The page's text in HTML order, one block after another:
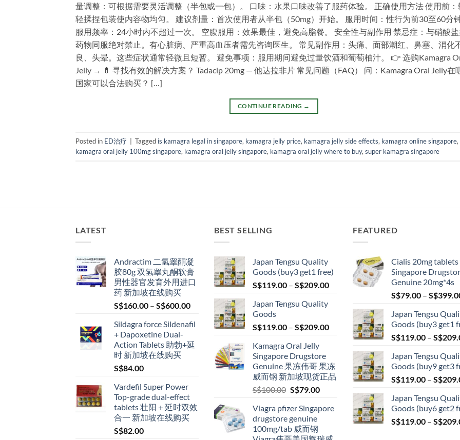
量调整：可根据需要灵活调整（半包或一包）。 口味：水果口味改善了服药体验。 正确使用方法 使用前：
轻揉捏包装使内容物均匀。 建议剂量：首次使用者从半包（50mg）开始。 服用时间：性行为前30至60分钟
服用频率：24小时内不超过一次。 空腹服用：效果最佳，避免高脂餐。 安全性与副作用 禁忌症：与硝酸
药物同服绝对禁止。有心脏病、严重高血压者需先咨询医生。 常见副作用：头痛、面部潮红、鼻塞、消化
良、头晕。这些症状通常轻微且短暂。 避免事项：服用期间避免过量饮酒和葡萄柚汁。 👉 选购Kamagra
Jelly → 💊 寻找有效的解决方案？ Tadacip 20mg — 他达拉非片 常见问题（FAQ） 问：Kamagra Oral Jelly在
国家可以合法购买？ […]
CONTINUE READING →
Posted in ED治疗 Tagged is kamagra legal in singapore, kamagra jelly price, kamagra jelly side effects, kamagra online singapore,
kamagra oral jelly 100mg singapore, kamagra oral jelly singapore, kamagra oral jelly where to buy,super kamagra singapore
LATEST
Andractim 二氢睾酮凝
胶80g 双氢睾丸酮软膏
男性器官发育外用进口
药 新加坡在线购买
S$160.00 – S$600.00Price
S$160.00
S$600.00
Sildagra force Sildenafil
+ Dapoxetine Dual-
Action Tablets 助勃+延
时 新加坡在线购买
S$84.00
Vardefil Super Power
Top-grade dual-effect
tablets 壮阳＋延时双效
合一 新加坡在线购买
S$82.00
BEST SELLING
Japan Tengsu Quality
Goods (buy3 get1 free)
S$119.00 – S$209.00Price
S$209.00
Japan Tengsu Quality
Goods
S$119.00 – S$209.00Price
S$209.00
Kamagra Oral Jelly
Singapore Drugstore
Genuine 果冻伟哥 果冻
威而钢 新加坡现货正品
S$100.00 Original
was:
S$100.00.
S$79.00Current
is:
Viagra pfizer Singapore
drugstore genuine
100mg/tab 威而钢
FEATURED
Cialis 20mg tablets
Singapore
Genuine 20mg*4s
S$79.00 – S$
Japan Tengsu
Goods (buy3 get1
S$119.00 – S$
Japan Tengsu
Goods (buy9 get3
S$119.00 – S$
Japan Tengsu
Goods (buy6 get2
S$119.00 – S$